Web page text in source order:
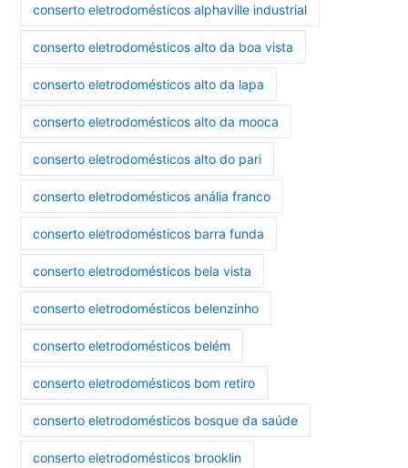
conserto eletrodomésticos alphaville industrial
conserto eletrodomésticos alto da boa vista
conserto eletrodomésticos alto da lapa
conserto eletrodomésticos alto da mooca
conserto eletrodomésticos alto do pari
conserto eletrodomésticos anália franco
conserto eletrodomésticos barra funda
conserto eletrodomésticos bela vista
conserto eletrodomésticos belenzinho
conserto eletrodomésticos belém
conserto eletrodomésticos bom retiro
conserto eletrodomésticos bosque da saúde
conserto eletrodomésticos brooklin